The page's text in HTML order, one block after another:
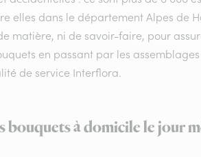
elles dans le département Alpes de
matière, ni de savoir-faire, pour
en passant par les
de service Interflora.
à domicile le jour